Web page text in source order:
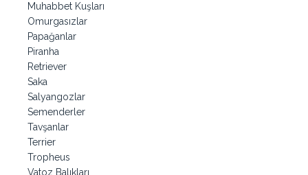
Muhabbet Kuşları
Omurgasızlar
Papağanlar
Piranha
Retriever
Saka
Salyangozlar
Semenderler
Tavşanlar
Terrier
Tropheus
Vatoz Balıkları